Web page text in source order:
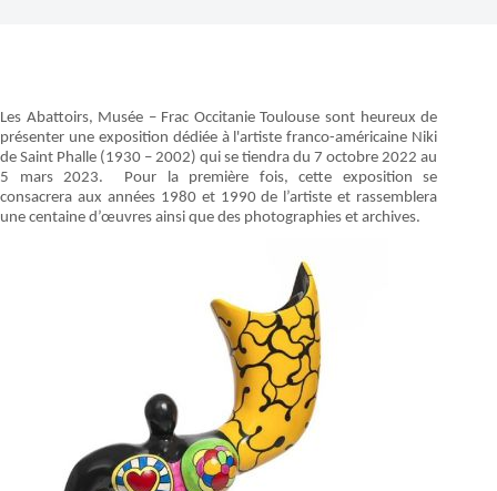
Les Abattoirs, Musée – Frac Occitanie Toulouse sont heureux de
présenter une exposition dédiée à l'artiste franco-américaine Niki
de Saint Phalle (1930 – 2002) qui se tiendra du 7 octobre 2022 au
5 mars 2023. Pour la première fois, cette exposition se
consacrera aux années 1980 et 1990 de l’artiste et rassemblera
une centaine d’œuvres ainsi que des photographies et archives.